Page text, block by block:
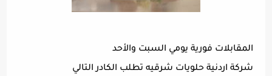
المقابلات فورية يومي السبت والأحد
شركة اردنية حلويات شرقيه تطلب الكادر التالي